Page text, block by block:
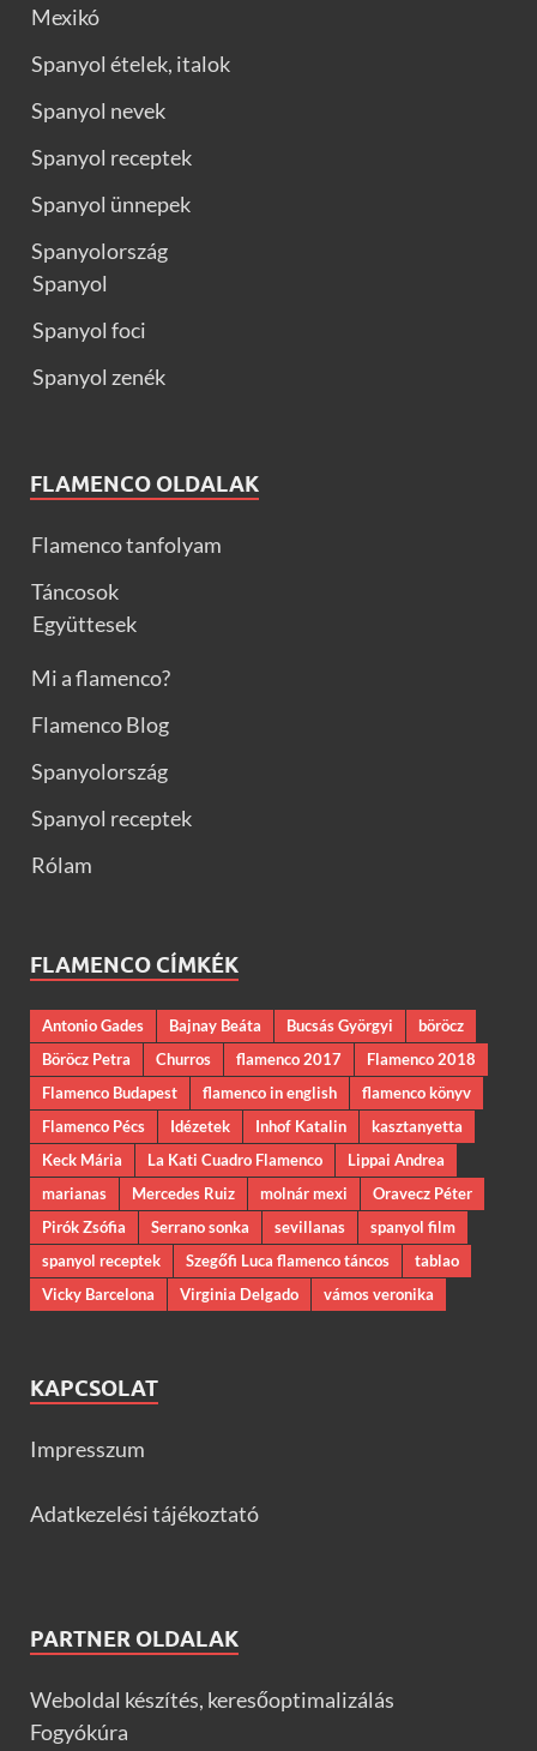
Mexikó
Spanyol ételek, italok
Spanyol nevek
Spanyol receptek
Spanyol ünnepek
Spanyolország
Spanyol
Spanyol foci
Spanyol zenék
FLAMENCO OLDALAK
Flamenco tanfolyam
Táncosok
Együttesek
Mi a flamenco?
Flamenco Blog
Spanyolország
Spanyol receptek
Rólam
FLAMENCO CÍMKÉK
Antonio Gades Bajnay Beáta Bucsás Györgyi
böröcz
Böröcz Petra
Churros flamenco 2017
Flamenco 2018
Flamenco Budapest
flamenco in english
flamenco könyv
Flamenco Pécs
Idézetek Inhof Katalin
kasztanyetta
Keck Mária
La Kati Cuadro Flamenco
Lippai Andrea
marianas
Mercedes Ruiz molnár mexi
Oravecz Péter
Pirók Zsófia
Serrano sonka sevillanas
spanyol film
spanyol receptek
Szegőfi Luca flamenco táncos
tablao
Vicky Barcelona
Virginia Delgado vámos veronika
KAPCSOLAT
Impresszum
Adatkezelési tájékoztató
PARTNER OLDALAK
Weboldal készítés, keresőoptimalizálás
Fogyókúra